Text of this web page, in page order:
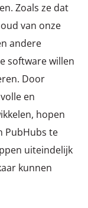
Zoals ze dat
van onze
andere
software willen
Door
en
hopen
PubHubs te
uiteindelijk
kunnen